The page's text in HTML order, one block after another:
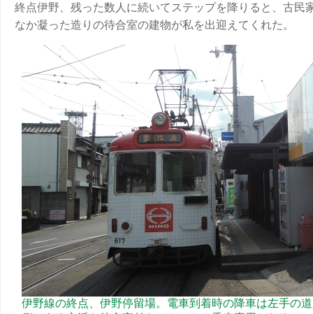
終点伊野、残った数人に続いてステップを降りると、古民
なか凝った造りの待合室の建物が私を出迎えてくれた。
伊野線の終点、伊野停留場。電車到着時の降車は左手の